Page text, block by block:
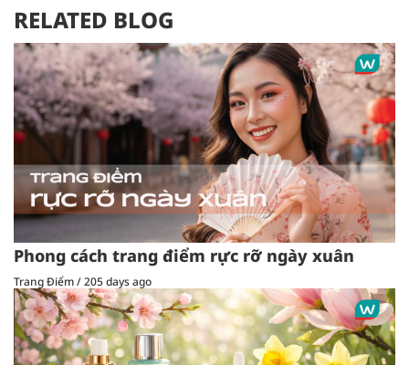
RELATED BLOG
Phong cách trang điểm rực rỡ ngày xuân
Trang Điểm/205 days ago